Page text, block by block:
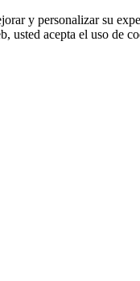
y personalizar su
acepta el uso de